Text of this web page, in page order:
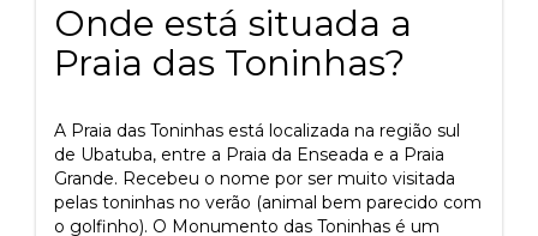
Onde está situada a
Praia das Toninhas?
A Praia das Toninhas está localizada na região sul
de Ubatuba, entre a Praia da Enseada e a Praia
Grande. Recebeu o nome por ser muito visitada
pelas toninhas no verão (animal bem parecido com
o golfinho). O Monumento das Toninhas é um